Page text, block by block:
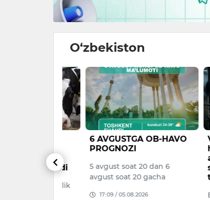
O‘zbekiston
6 AVGUSTGA OB-HAVO
PROGNOZI
5 avgust soat 20 dan 6
avgust soat 20 gacha
17:09 / 05.08.2026
Bu